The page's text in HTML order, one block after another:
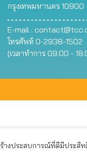
กรุงเทพมหานคร 10900
E-mail :
โทรศัพท์ 0-2938-1502
(เวลาทำการ 09.00 -
ร้างประสบการณ์ที่ดีมีประสิ
กกี้เพื่อมอบประสบการณ์ก